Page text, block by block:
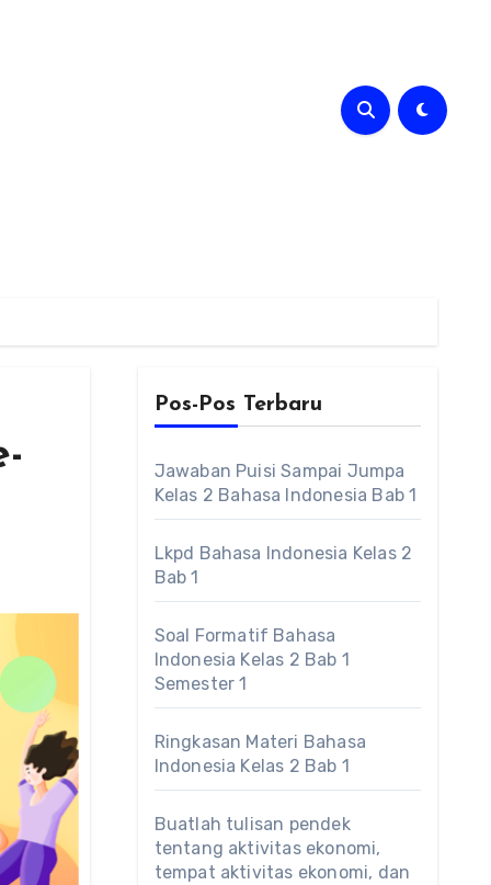
Pos-Pos Terbaru
Jawaban Puisi Sampai Jumpa
Kelas 2 Bahasa Indonesia Bab 1
Lkpd Bahasa Indonesia Kelas 2
Bab 1
Soal Formatif Bahasa
Indonesia Kelas 2 Bab 1
Semester 1
Ringkasan Materi Bahasa
Indonesia Kelas 2 Bab 1
Buatlah tulisan pendek
tentang aktivitas ekonomi,
tempat aktivitas ekonomi, dan